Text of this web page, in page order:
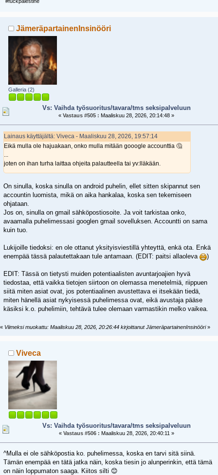
JämeräpartainenInsinööri
Galleria (2)
Vs: Vaihda työsuoritus/tavara/tms seksipalveluun
«Vastaus #505 : Maaliskuu 28, 2026, 20:14:48 »
Lainaus käyttäjältä: Viveca - Maaliskuu 28, 2026, 19:57:14
Eikä mulla ole hajuakaan, onko mulla mitään gooogle accounttia 🤔
...
joten on ihan turha laittaa ohjeita palautteella tai yv:lläkään.
On sinulla, koska sinulla on android puhelin, ellet sitten skipannut sen
accountin luomista, mikä on aika hankalaa, koska sen tekemiseen
ohjataan.
Jos on, sinulla on gmail sähköpostiosoite. Ja voit tarkistaa onko,
avaamalla puhelimessasi googlen gmail sovelluksen. Accountti on sama
kuin tuo.
Lukijoille tiedoksi: en ole ottanut yksityisviestillä yhteyttä, enkä ota. Enkä
enempää tässä palautettakaan tule antamaan. (EDIT: paitsi allaoleva
)
EDIT: Tässä on tietysti muiden potentiaalisten avuntarjoajien hyvä
tiedostaa, että vaikka tietojen siirtoon on olemassa menetelmiä, riippuen
siitä miten asiat ovat, jos potentiaalinen avustettava ei itsekään tiedä,
miten hänellä asiat nykyisessä puhelimessa ovat, eikä avustaja pääse
käsiksi k.o. puhelimiin, tehtävä tulee olemaan varmastikin melko vaikea.
« Viimeksi muokattu: Maaliskuu 28, 2026, 20:26:44 kirjoittanut JämeräpartainenInsinööri»
Viveca
Vs: Vaihda työsuoritus/tavara/tms seksipalveluun
« Vastaus #506 : Maaliskuu 28, 2026, 20:40:11 »
^Mulla ei ole sähköpostia ko. puhelimessa, koska en tarvi sitä siinä.
Tämän enempää en tätä jatka näin, koska tiesin jo alunperinkin, että tämä
on näin loppumaton saaga. Kiitos silti 😊